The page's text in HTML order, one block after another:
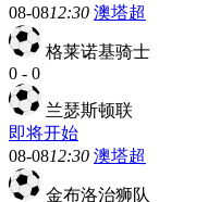
08-0812:30 澳塔超
格莱诺基骑士
0 - 0
兰瑟斯顿联
即将开始
08-0812:30 澳塔超
金布洛治狮队